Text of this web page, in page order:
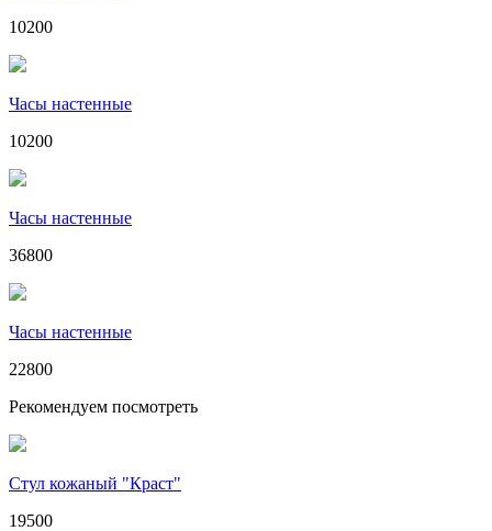
10200
Часы настенные
10200
Часы настенные
36800
Часы настенные
22800
Рекомендуем посмотреть
Стул кожаный "Краст"
19500